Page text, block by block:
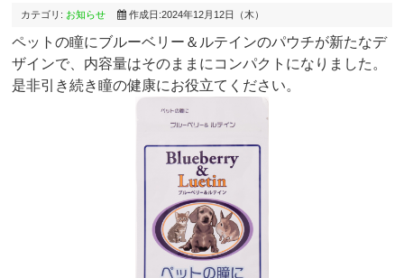
カテゴリ: お知らせ 作成日:2024年12月12日（木）
ペットの瞳にブルーベリー＆ルテインのパウチが新たなデ
ザインで、内容量はそのままにコンパクトになりました。
是非引き続き瞳の健康にお役立てください。